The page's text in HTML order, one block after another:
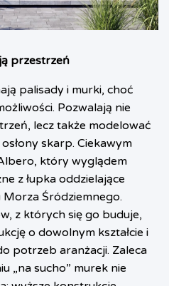
przestrzeń
palisady i murki, choć
Pozwalają nie
lecz także modelować
skarp. Ciekawym
który wyglądem
z łupka oddzielające
Śródziemnego.
z których się go buduje,
o dowolnym kształcie i
potrzeb aranżacji. Zaleca
„na sucho” murek nie